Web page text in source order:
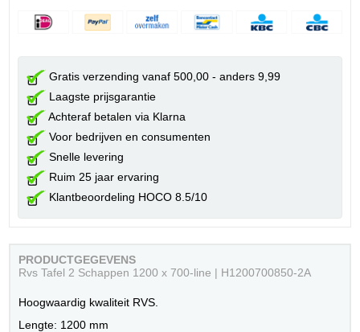
Gratis verzending vanaf 500,00 - anders 9,99
Laagste prijsgarantie
Achteraf betalen via Klarna
Voor bedrijven en consumenten
Snelle levering
Ruim 25 jaar ervaring
Klantbeoordeling HOCO 8.5/10
PRODUCTGEGEVENS
Rvs Tafel 2 Schappen 1200 x 700-line | H1200700850-2A
Hoogwaardig kwaliteit RVS.
Lengte: 1200 mm